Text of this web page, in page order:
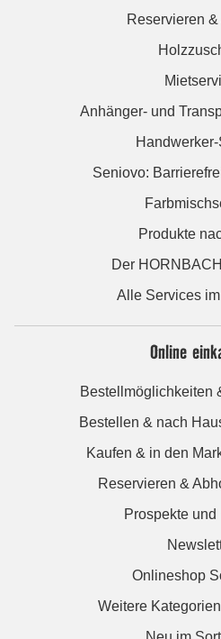
Reservieren
Anhänger- und
Seniovo:
Produkte
Der
Alle Services
Online
Bestellmöglichkeiten
Bestellen & nach
Kaufen & in den
Reservieren &
Prospekte
Onlineshop
Weitere